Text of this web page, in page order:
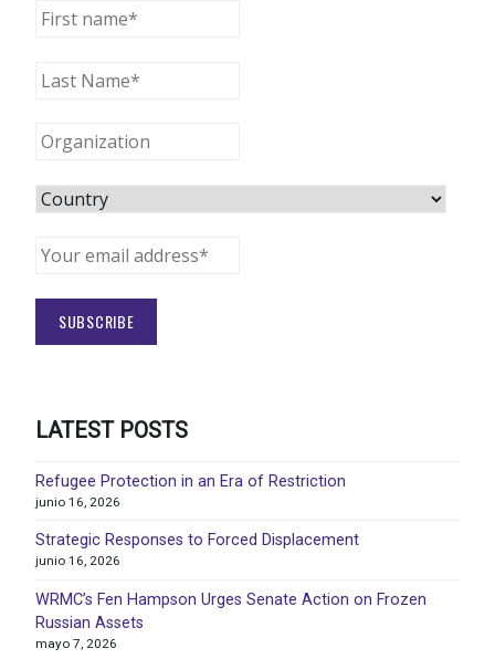
LATEST POSTS
Refugee Protection in an Era of Restriction
junio 16, 2026
Strategic Responses to Forced Displacement
junio 16, 2026
WRMC’s Fen Hampson Urges Senate Action on Frozen
Russian Assets
mayo 7, 2026